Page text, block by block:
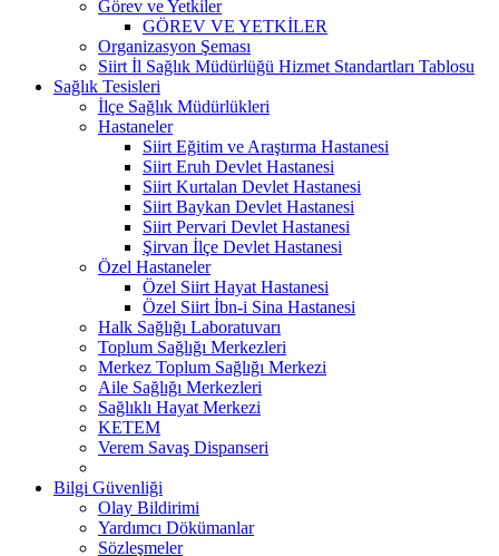
Görev ve Yetkiler
GÖREV VE YETKİLER
Organizasyon Şeması
Siirt İl Sağlık Müdürlüğü Hizmet Standartları Tablosu
Sağlık Tesisleri
İlçe Sağlık Müdürlükleri
Hastaneler
Siirt Eğitim ve Araştırma Hastanesi
Siirt Eruh Devlet Hastanesi
Siirt Kurtalan Devlet Hastanesi
Siirt Baykan Devlet Hastanesi
Siirt Pervari Devlet Hastanesi
Şirvan İlçe Devlet Hastanesi
Özel Hastaneler
Özel Siirt Hayat Hastanesi
Özel Siirt İbn-i Sina Hastanesi
Halk Sağlığı Laboratuvarı
Toplum Sağlığı Merkezleri
Merkez Toplum Sağlığı Merkezi
Aile Sağlığı Merkezleri
Sağlıklı Hayat Merkezi
KETEM
Verem Savaş Dispanseri
Bilgi Güvenliği
Olay Bildirimi
Yardımcı Dökümanlar
Sözleşmeler